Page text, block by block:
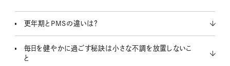
更年期とPMSの違いは？
毎日を健やかに過ごす秘訣は小さな不調を放置しないこ
と